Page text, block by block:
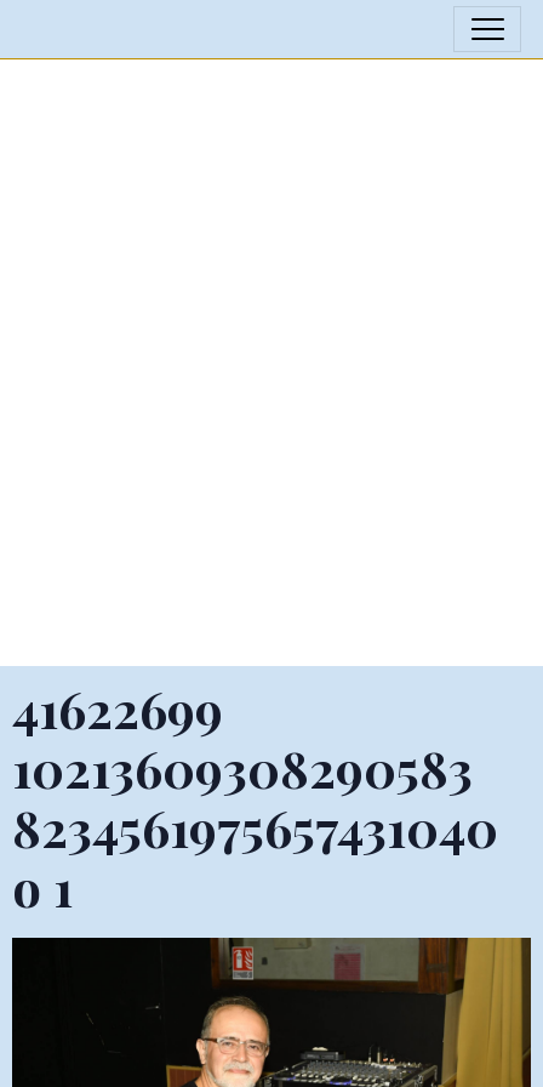
41622699
10213609308290583
8234561975657431040
o 1